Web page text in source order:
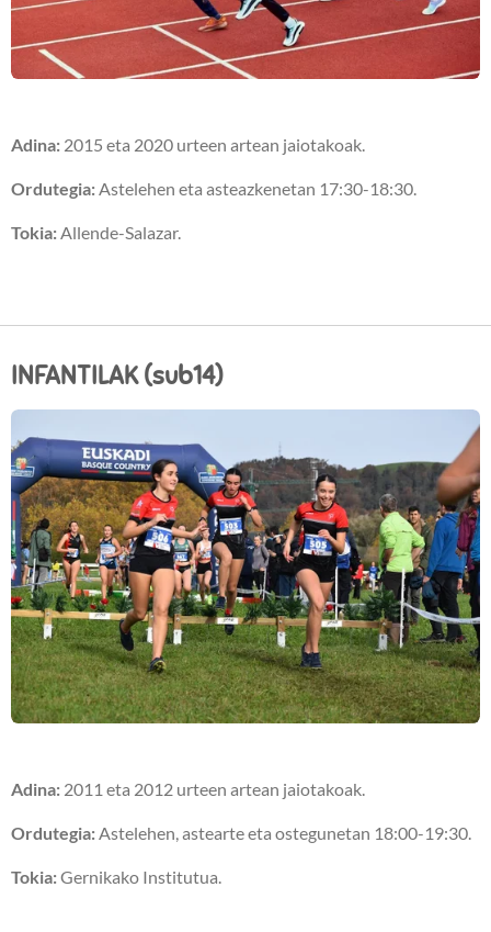
Adina: 2015 eta 2020 urteen artean jaiotakoak.
Ordutegia: Astelehen eta asteazkenetan 17:30-18:30.
Tokia: Allende-Salazar.
INFANTILAK (sub14)
Adina: 2011 eta 2012 urteen artean jaiotakoak.
Ordutegia:Astelehen, astearte eta ostegunetan 18:00-19:30.
Tokia:Gernikako Institutua.